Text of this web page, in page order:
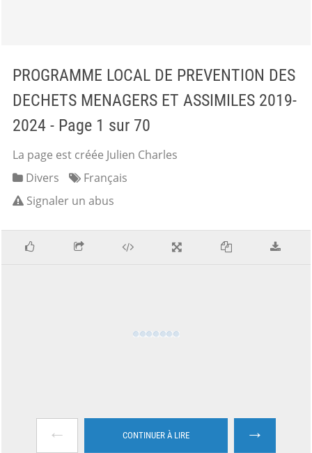
PROGRAMME LOCAL DE PREVENTION DES
DECHETS MENAGERS ET ASSIMILES 2019-
2024 - Page 1 sur 70
La page est créée Julien Charles
Divers
Français
Signaler un abus
← CONTINUER À LIRE →